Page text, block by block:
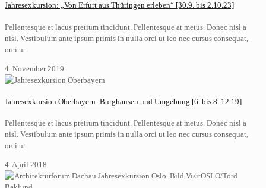
Jahresexkursion: „Von Erfurt aus Thüringen erleben“ [30.9. bis 2.10.23]
Pellentesque et lacus pretium tincidunt. Pellentesque at metus. Donec nisl a
nisl. Vestibulum ante ipsum primis in nulla orci ut leo nec cursus consequat,
orci ut
4. November 2019
Jahresexkursion Oberbayern: Burghausen und Umgebung [6. bis 8. 12.19]
Pellentesque et lacus pretium tincidunt. Pellentesque at metus. Donec nisl a
nisl. Vestibulum ante ipsum primis in nulla orci ut leo nec cursus consequat,
orci ut
4. April 2018